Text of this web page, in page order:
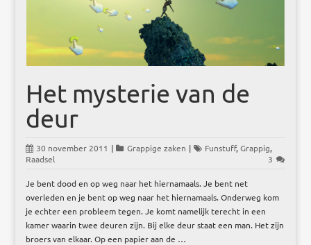
Het mysterie van de
deur
30 november 2011 | Grappige zaken | Funstuff,Grappig,
Raadsel
3
Je bent dood en op weg naar het hiernamaals. Je bent net
overleden en je bent op weg naar het hiernamaals. Onderweg kom
je echter een probleem tegen. Je komt namelijk terecht in een
kamer waarin twee deuren zijn. Bij elke deur staat een man. Het zijn
broers van elkaar. Op een papier aan de …